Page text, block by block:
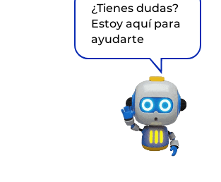
¿Tienes dudas?
Estoy aquí para
ayudarte